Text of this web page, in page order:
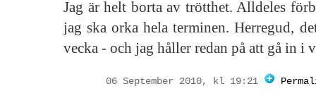
Jag är helt borta av trötthet. Alldeles
jag ska orka hela terminen. Herregud,
vecka - och jag håller redan på att gå in i
06 September 2010, kl 19:21